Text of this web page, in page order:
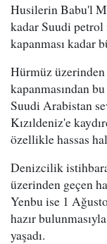
Husilerin Babu'l
kadar Suudi petrol
kapanması kadar
Hürmüz üzerinden
kapanmasından
Suudi Arabistan
Kızıldeniz'e
özellikle hassas
Denizcilik
üzerinden geçen
Yenbu ise 1
hazır
yaşadı.